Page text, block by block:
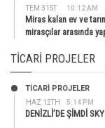
TEM 31ST 10:12 AM
Miras kalan ev ve
mirasçılar arasında
TICARI PROJELER
HAZ 12TH 5:14 PM
TİCARİ PROJELER
DENİZLİ’DE ŞİMDİ